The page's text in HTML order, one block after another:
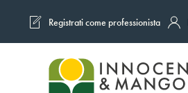
Skip to main content
Registrati come professionista